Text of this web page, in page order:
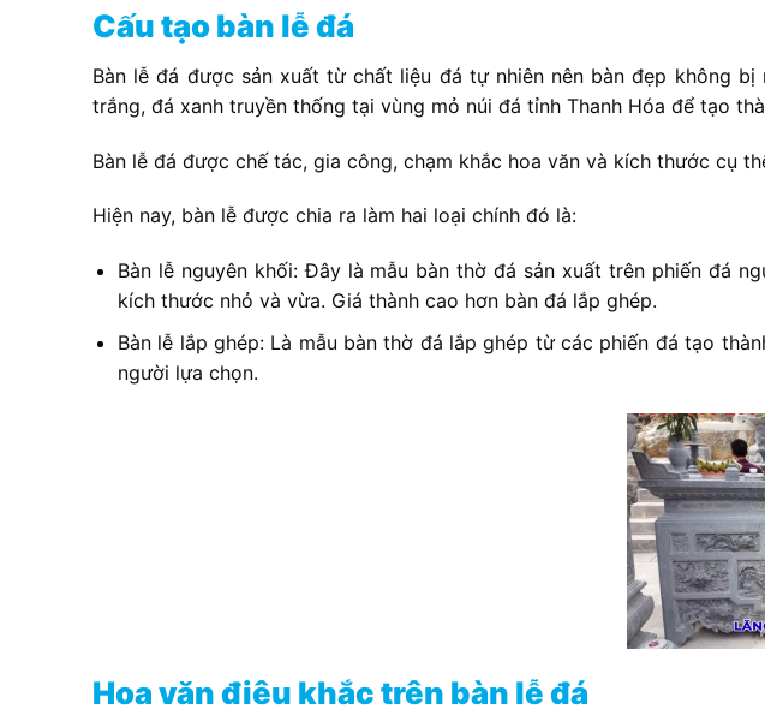
Cấu tạo bàn lễ đá
Bàn lễ đá được sản xuất từ chất liệu đá tự nhiên nên bàn đẹp không
trắng, đá xanh truyền thống tại vùng mỏ núi đá tỉnh Thanh Hóa để tạo
Bàn lễ đá được chế tác, gia công, chạm khắc hoa văn và kích thước cụ
Hiện nay, bàn lễ được chia ra làm hai loại chính đó là:
Bàn lễ nguyên khối: Đây là mẫu bàn thờ đá sản xuất trên phiến đá
kích thước nhỏ và vừa. Giá thành cao hơn bàn đá lắp ghép.
Bàn lễ lắp ghép: Là mẫu bàn thờ đá lắp ghép từ các phiến đá tạo
người lựa chọn.
Hoa văn điêu khắc trên bàn lễ đá